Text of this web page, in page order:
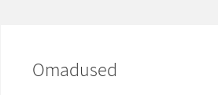
Omadused